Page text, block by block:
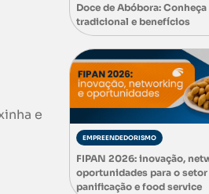
e
Doce de Abóbora:
tradicional e benefícios
EMPREENDEDORISMO
FIPAN 2026: inovação,
oportunidades para o setor
panificação e food service